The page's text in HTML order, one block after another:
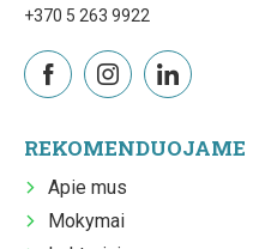
+370 5 263 9922
REKOMENDUOJAME
Apie mus
Mokymai